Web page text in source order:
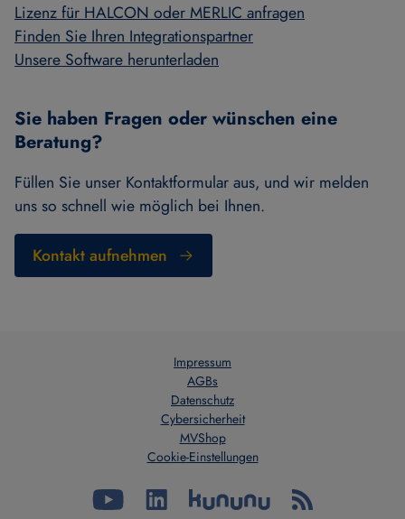
Lizenz für HALCON oder MERLIC anfragen
Finden Sie Ihren Integrationspartner
Unsere Software herunterladen
Sie haben Fragen oder wünschen eine
Beratung?
Füllen Sie unser Kontaktformular aus, und wir melden
uns so schnell wie möglich bei Ihnen.
Kontakt aufnehmen
Impressum
AGBs
Datenschutz
Cybersicherheit
MVShop
Cookie-Einstellungen